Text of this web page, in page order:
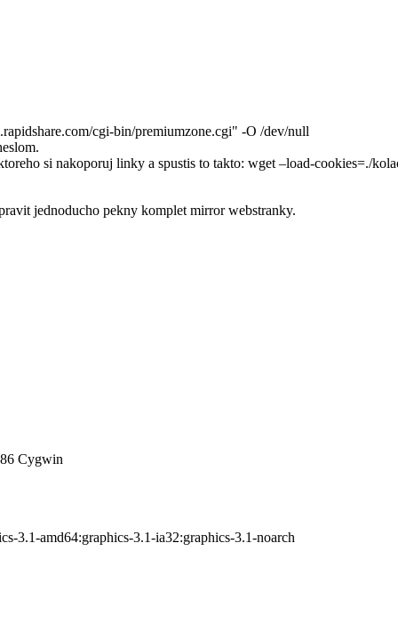
cgi-bin/premiumzone.cgi" -O /dev/null
si nakoporuj linky a spustis to takto: wget –load-cookies=./
jednoducho pekny komplet mirror webstranky.
Cygwin
3.1-amd64:graphics-3.1-ia32:graphics-3.1-noarch